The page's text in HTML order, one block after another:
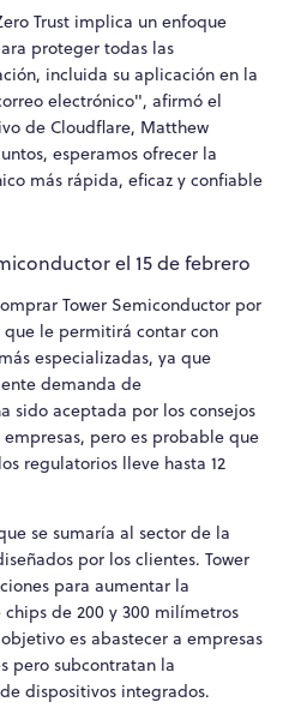
Trust implica un enfoque
proteger todas las
incluida su aplicación en la
electrónico", afirmó el
de Cloudflare, Matthew
esperamos ofrecer la
más rápida, eficaz y confiable
el 15 de febrero
Tower Semiconductor por
le permitirá contar con
especializadas, ya que
demanda de
sido aceptada por los consejos
pero es probable que
regulatorios lleve hasta 12
se sumaría al sector de la
por los clientes. Tower
para aumentar la
de 200 y 300 milímetros
es abastecer a empresas
pero subcontratan la
dispositivos integrados.